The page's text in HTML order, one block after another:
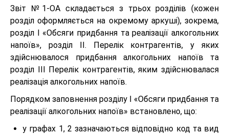
Звіт №1-ОА складається з трьох розділів (кожен
розділ оформляється на окремому аркуші), зокрема,
розділ І «Обсяги придбання та реалізації алкогольних
напоїв», розділ ІІ. Перелік контрагентів, у яких
здійснювалося придбання алкогольних напоїв та
розділ ІІІ Перелік контрагентів, яким здійснювалася
реалізація алкогольних напоїв.
Порядком заповнення розділу І «Обсяги придбання та
реалізації алкогольних напоїв» встановлено, що:
у графах 1, 2 зазначаються відповідно код та вид